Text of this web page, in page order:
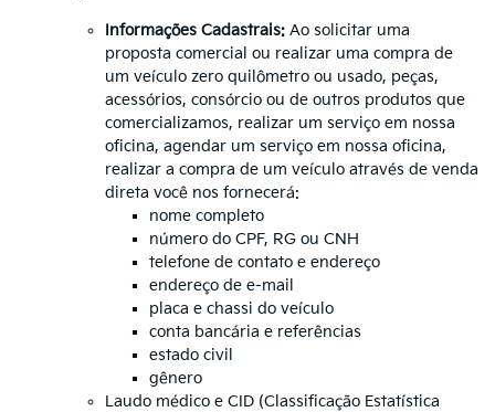
Informações Cadastrais: Ao solicitar uma
proposta comercial ou realizar uma compra de
um veículo zero quilômetro ou usado, peças,
acessórios, consórcio ou de outros produtos que
comercializamos, realizar um serviço em nossa
oficina, agendar um serviço em nossa oficina,
realizar a compra de um veículo através de venda
direta você nos fornecerá:
nome completo
número do CPF, RG ou CNH
telefone de contato e endereço
endereço de e-mail
placa e chassi do veículo
conta bancária e referências
estado civil
gênero
Laudo médico e CID (Classificação Estatística